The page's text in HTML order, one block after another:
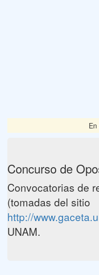
En
Concurso de
Convocatorias de
(tomadas del sitio
http://
UNAM.